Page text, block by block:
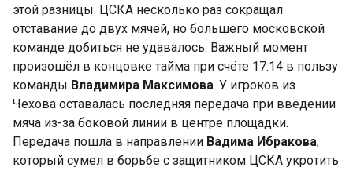
этой разницы. ЦСКА несколько раз сокращал
отставание до двух мячей, но большего московской
команде добиться не удавалось. Важный момент
произошёл в концовке тайма при счёте 17:14 в пользу
команды Владимира Максимова. У игроков из
Чехова оставалась последняя передача при введении
мяча из-за боковой линии в центре площадки.
Передача пошла в направлении Вадима Ибракова,
который сумел в борьбе с защитником ЦСКА укротить